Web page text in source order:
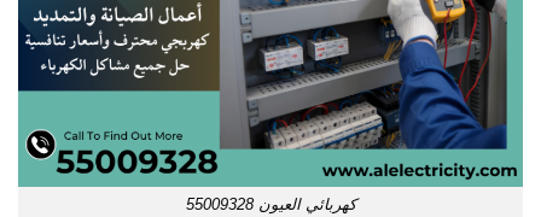
كهربائي العيون 55009328